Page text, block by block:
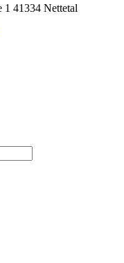
1 41334 Nettetal